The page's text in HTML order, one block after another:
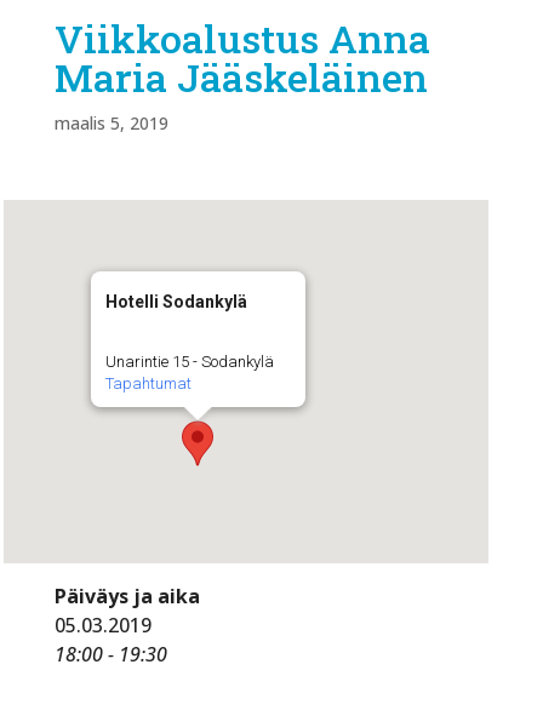
Viikkoalustus Anna
Maria Jääskeläinen
maalis 5, 2019
Hotelli Sodankylä
Unarintie 15 - Sodankylä
Tapahtumat
Päiväys ja aika
05.03.2019
18:00 - 19:30